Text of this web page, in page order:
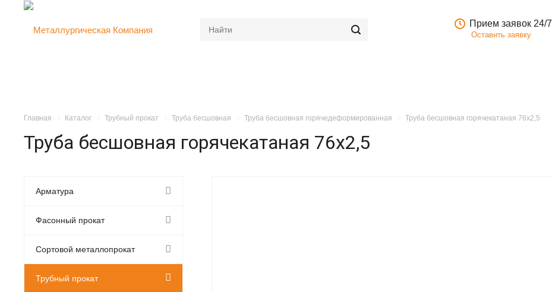
Прием заявок 24/7
Оставить заявку
Главная Каталог Трубный прокат Труба бесшовная Труба бесшовная горячедеформированная Труба бесшовная горячекатаная 76х2,5
Труба бесшовная горячекатаная 76х2,5
Арматура
Фасонный прокат
Сортовой металлопрокат
Трубный прокат